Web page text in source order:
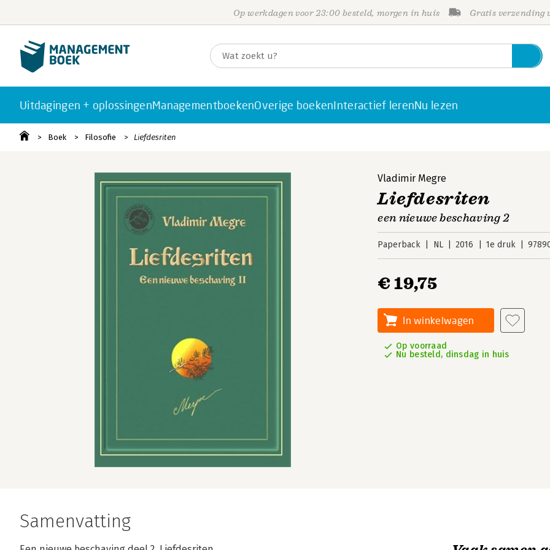
Op werkdagen voor 23:00 besteld, morgen in huis Gratis verzending
Uitdagingen + oplossingenManagementboekenOverige boekenInteractief lerenNu lezen
Boek Filosofie Liefdesriten
Vladimir Megre
Liefdesriten
een nieuwe beschaving 2
Paperback NL 2016 1e druk
€ 19,75
In winkelwagen
Op voorraad
Nu besteld, dinsdag in huis
Samenvatting